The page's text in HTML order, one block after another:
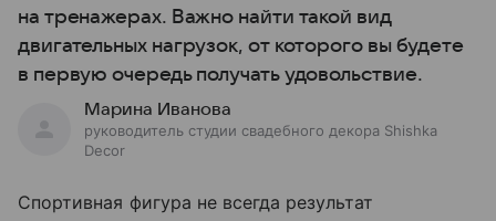
на тренажерах. Важно найти такой вид
двигательных нагрузок, от которого вы будете
в первую очередь получать удовольствие.
Марина Иванова
руководитель студии свадебного декора Shishka
Decor
Спортивная фигура не всегда результат